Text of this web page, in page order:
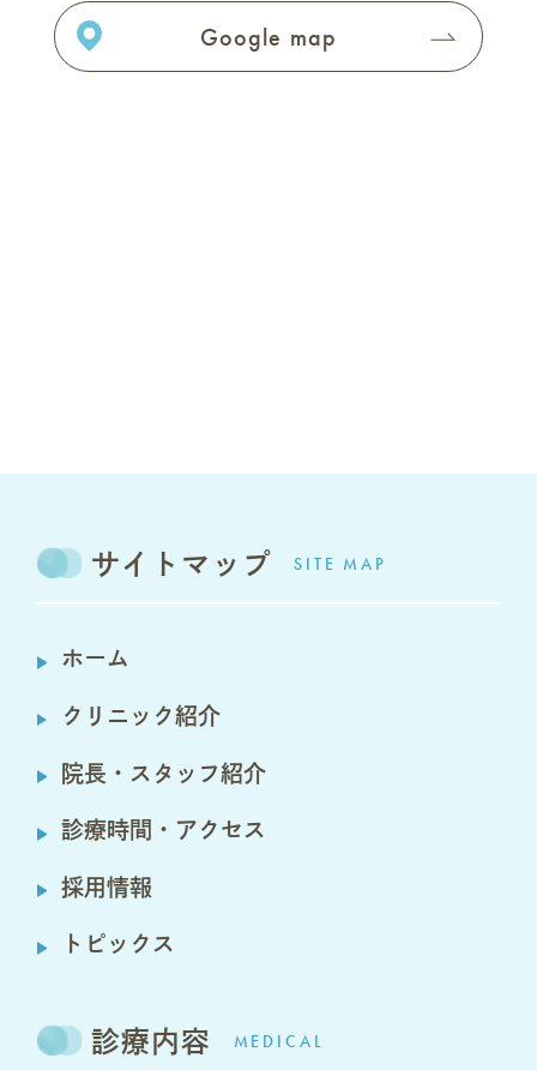
Google map
サイトマップ SITE MAP
ホーム
クリニック紹介
院長・スタッフ紹介
診療時間・アクセス
採用情報
トピックス
診療内容 MEDICAL